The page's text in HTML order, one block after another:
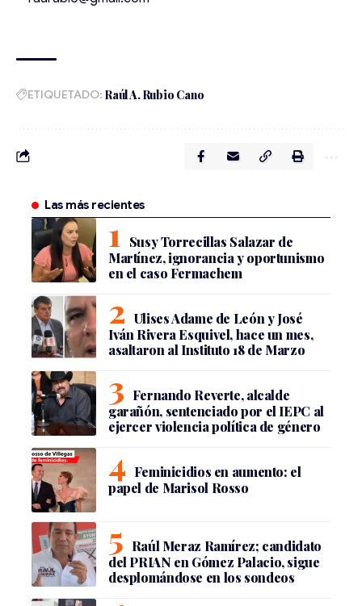
ETIQUETADO: Raúl A. Rubio Cano
Las más recientes
Susy Torrecillas Salazar de
Martínez, ignorancia y oportunismo
en el caso Fermachem
Ulises Adame de León y José
Iván Rivera Esquivel, hace un mes,
asaltaron al Instituto 18 de Marzo
Fernando Reverte, alcalde
garañón, sentenciado por el IEPC al
ejercer violencia política de género
Feminicidios en aumento: el
papel de Marisol Rosso
Raúl Meraz Ramírez; candidato
del PRIAN en Gómez Palacio, sigue
desplomándose en los sondeos